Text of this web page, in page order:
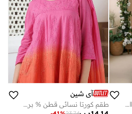
Heavy Embroidered Chinon Silk Readymade Sarara Suit
آي شين
طقم كورتا نسائي قطن % برتقالي مزخرف طويل بقصة مستقيمة مع بنطلون بالازو